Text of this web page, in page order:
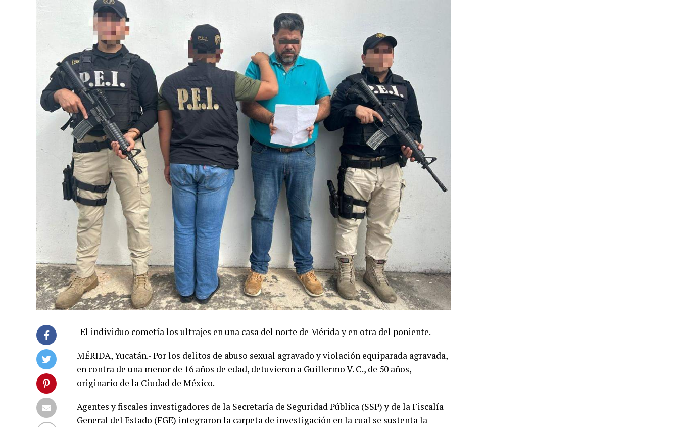
-El individuo cometía los ultrajes en una casa del norte de Mérida y en otra del poniente.
MÉRIDA, Yucatán.- Por los delitos de abuso sexual agravado y violación equiparada agravada,
en contra de una menor de 16 años de edad, detuvieron a Guillermo V. C., de 50 años,
originario de la Ciudad de México.
Agentes y fiscales investigadores de la Secretaría de Seguridad Pública (SSP) y de la Fiscalía
General del Estado (FGE) integraron la carpeta de investigación en la cual se sustenta la